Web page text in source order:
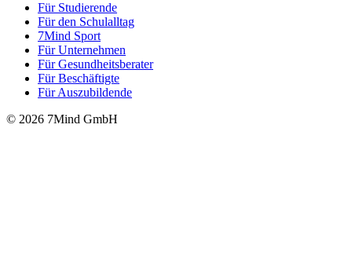
Für Stu­die­rende
Für den Schulalltag
7Mind Sport
Für Unter­neh­men
Für Gesund­heits­be­ra­ter
Für Beschäftigte
Für Auszubildende
© 2026 7Mind GmbH